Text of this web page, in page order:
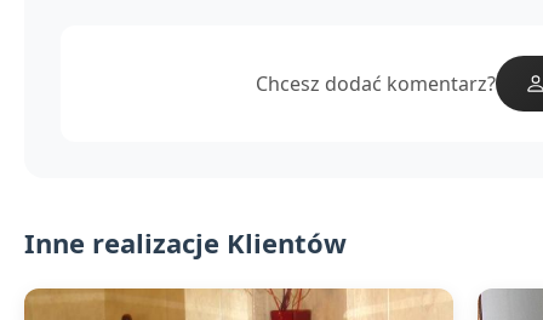
Chcesz dodać komentarz?
Inne realizacje Klientów